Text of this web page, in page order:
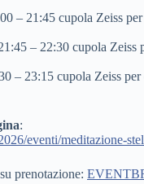
– 21:45 cupola Zeiss
– 22:30 cupola Zeiss
– 23:15 cupola Zeiss per
:
eventi/meditazione-
prenotazione: